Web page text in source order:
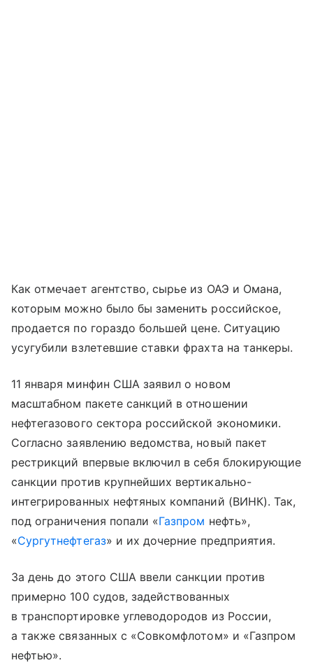
Как отмечает агентство, сырье из ОАЭ и Омана,
которым можно было бы заменить российское,
продается по гораздо большей цене. Ситуацию
усугубили взлетевшие ставки фрахта на танкеры.
11 января минфин США заявил о новом
масштабном пакете санкций в отношении
нефтегазового сектора российской экономики.
Согласно заявлению ведомства, новый пакет
рестрикций впервые включил в себя блокирующие
санкции против крупнейших вертикально-
интегрированных нефтяных компаний (ВИНК). Так,
под ограничения попали «Газпром нефть»,
«Сургутнефтегаз» и их дочерние предприятия.
За день до этого США ввели санкции против
примерно 100 судов, задействованных
в транспортировке углеводородов из России,
а также связанных с «Совкомфлотом» и «Газпром
нефтью».